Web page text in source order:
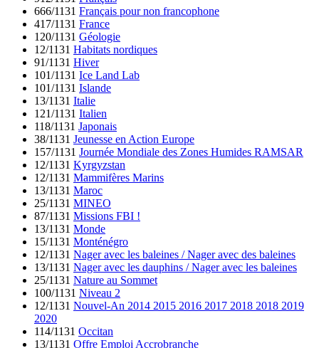
666/1131 Français pour non francophone
417/1131 France
120/1131 Géologie
12/1131 Habitats nordiques
91/1131 Hiver
101/1131 Ice Land Lab
101/1131 Islande
13/1131 Italie
121/1131 Italien
118/1131 Japonais
38/1131 Jeunesse en Action Europe
157/1131 Journée Mondiale des Zones Humides RAMSAR
12/1131 Kyrgyzstan
12/1131 Mammifères Marins
13/1131 Maroc
25/1131 MINEO
87/1131 Missions FBI !
13/1131 Monde
15/1131 Monténégro
12/1131 Nager avec les baleines / Nager avec des baleines
13/1131 Nager avec les dauphins / Nager avec les baleines
25/1131 Nature au Sommet
100/1131 Niveau 2
12/1131 Nouvel-An 2014 2015 2016 2017 2018 2018 2019
2020
114/1131 Occitan
13/1131 Offre Emploi Accrobranche